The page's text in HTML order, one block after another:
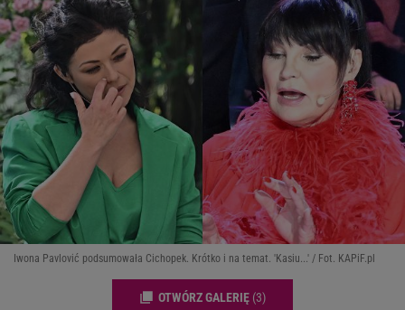
Iwona Pavlović podsumowała Cichopek. Krótko i na temat. 'Kasiu...' / Fot. KAPiF.pl
OTWÓRZ GALERIĘ (3)